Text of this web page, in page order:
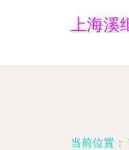
上海
当前位置：